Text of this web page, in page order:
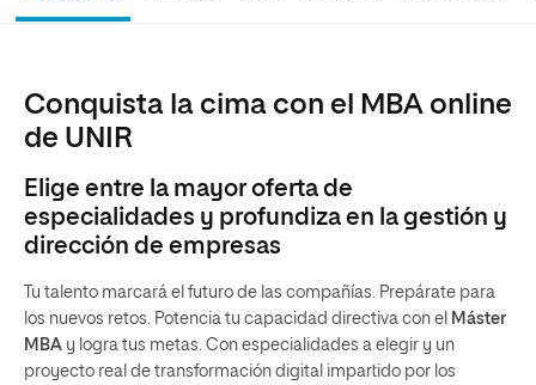
Conquista la cima con el MBA online
de UNIR
Elige entre la mayor oferta de
especialidades y profundiza en la gestión y
dirección de empresas
Tu talento marcará el futuro de las compañías. Prepárate para
los nuevos retos. Potencia tu capacidad directiva con el Máster
MBA y logra tus metas. Con especialidades a elegir y un
proyecto real de transformación digital impartido por los